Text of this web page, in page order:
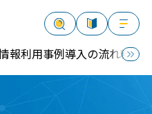
報利用事例導入の流れ料金